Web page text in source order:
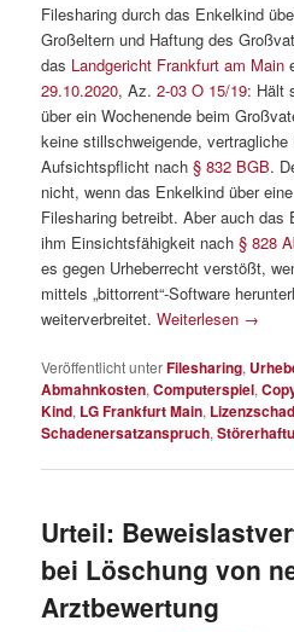
Filesharing durch das Enkelkind
Großeltern und Haftung des
das Landgericht Frankfurt am Main
29.10.2020, Az.2-03 O 15/19: Hält
über ein Wochenende beim
keine stillschweigende, vertragliche
Aufsichtspflicht nach§ 832 BGB.
nicht, wenn das Enkelkind über
Filesharing betreibt. Aber auch
ihm Einsichtsfähigkeit nach§ 828
es gegen Urheberrecht verstößt,
mittels „bittorrent“-Software
weiterverbreitet.Weiterlesen →
Veröffentlicht unterFilesharing,
Abmahnkosten,Computerspiel,
Kind, LG Frankfurt Main,
Schadenersatzanspruch,
Urteil:
bei Löschung von
Arztbewertung